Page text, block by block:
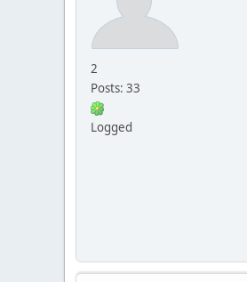
2
Posts: 33
Logged